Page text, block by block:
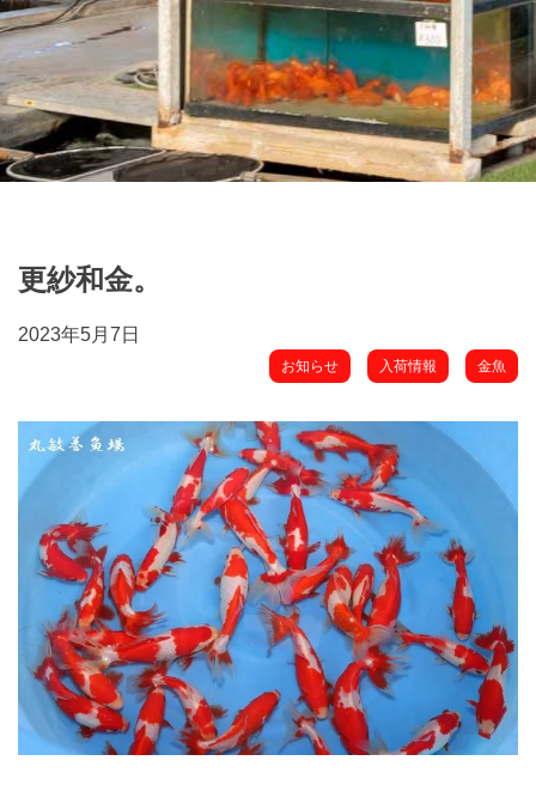
更紗和金。
2023年5月7日
お知らせ 入荷情報 金魚